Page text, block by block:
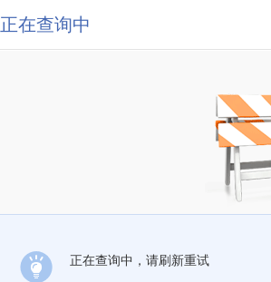
正在查询中
正在查询中，请刷新重试